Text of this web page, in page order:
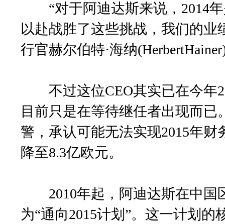
“对于阿迪达斯来说，2014年
以赴战胜了这些挑战，我们的
行官赫尔伯特·海纳
不过这位CEO其实已在今年2
目前只是在等待继任者出现而已
警，承认可能无法实现2015年
降至8.3亿欧元。
2010年起，阿迪达斯在中国
为“通向2015计划”。这一计划